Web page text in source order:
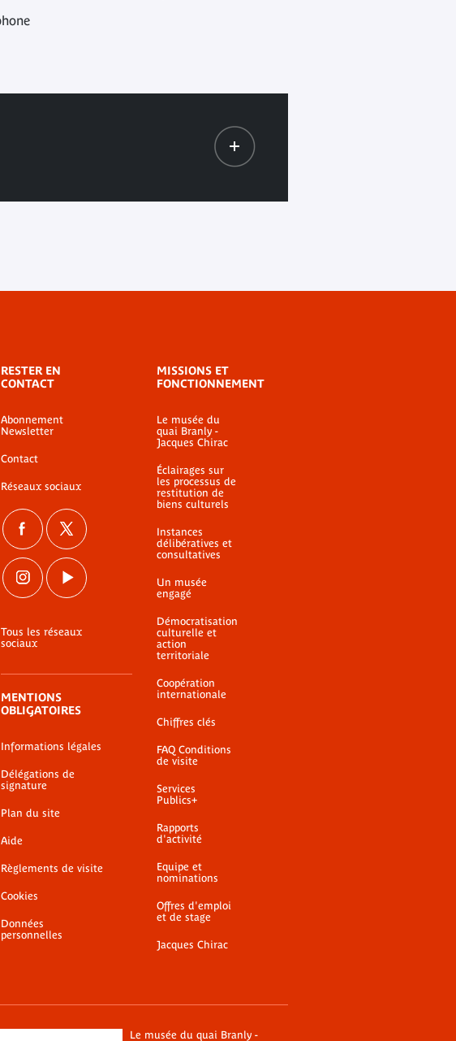
RESTER EN
CONTACT
Abonnement
Newsletter
Contact
Réseaux sociaux
Tous les réseaux
sociaux
MENTIONS
OBLIGATOIRES
Informations légales
Délégations de
signature
Plan du site
Aide
Règlements de visite
Cookies
Données
personnelles
MISSIONS ET
FONCTIONNEMENT
Le musée du
quai Branly -
Jacques Chirac
Éclairages sur
les processus de
restitution de
biens culturels
Instances
délibératives et
consultatives
Un musée
engagé
Démocratisation
culturelle et
action
territoriale
Coopération
internationale
Chiffres clés
FAQ Conditions
de visite
Services
Publics+
Rapports
d'activité
Equipe et
nominations
Offres d'emploi
et de stage
Jacques Chirac
Le musée du quai Branly -